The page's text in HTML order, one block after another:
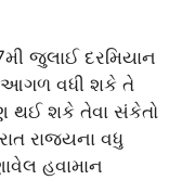
જુલાઈ દરમિયાન
આગળ વધી શકે તે
થઈ શકે તેવા સંકેતો
રાજ્યના વધુ
હવામાન